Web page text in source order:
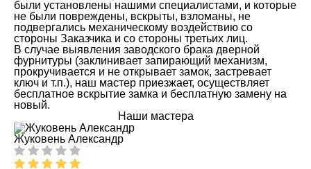
были установлены нашими специалистами, и которые
не были повреждены, вскрыты, взломаны, не
подвергались механическому воздействию со
стороны Заказчика и со стороны третьих лиц.
В случае выявления заводского брака дверной
фурнитуры (заклинивает запирающий механизм,
прокручивается и не открывает замок, застревает
ключ и т.п.), наш мастер приезжает, осуществляет
бесплатное вскрытие замка и бесплатную замену на
новый.
Наши мастера
Жуковень Александр